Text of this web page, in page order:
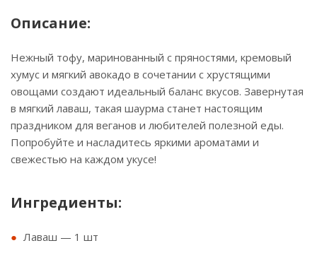
Описание:
Нежный тофу, маринованный с пряностями, кремовый
хумус и мягкий авокадо в сочетании с хрустящими
овощами создают идеальный баланс вкусов. Завернутая
в мягкий лаваш, такая шаурма станет настоящим
праздником для веганов и любителей полезной еды.
Попробуйте и насладитесь яркими ароматами и
свежестью на каждом укусе!
Ингредиенты:
Лаваш — 1 шт